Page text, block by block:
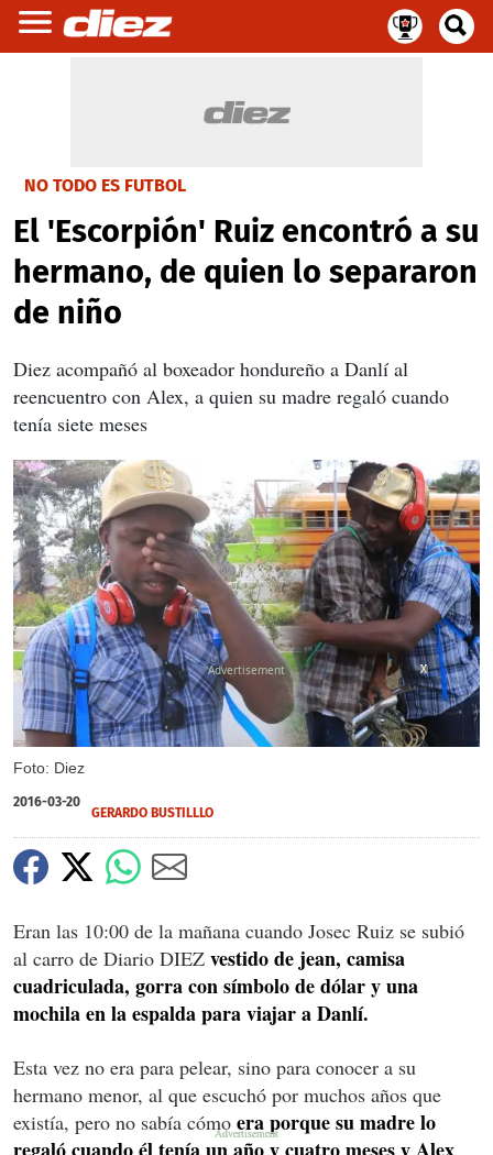
NO TODO ES FUTBOL
El 'Escorpión' Ruiz encontró a su
hermano, de quien lo separaron
de niño
Diez acompañó al boxeador hondureño a Danlí al
reencuentro con Alex, a quien su madre regaló cuando
tenía siete meses
Foto: Diez
X
X
X
X
2016-03-20
GERARDO BUSTILLLO
Eran las 10:00 de la mañana cuando Josec Ruiz se subió
al carro de Diario DIEZ vestido de jean, camisa
cuadriculada, gorra con símbolo de dólar y una
mochila en la espalda para viajar a Danlí.
Esta vez no era para pelear, sino para conocer a su
hermano menor, al que escuchó por muchos años que
existía, pero no sabía cómo era porque su madre lo
regaló cuando él tenía un año y cuatro meses y Alex